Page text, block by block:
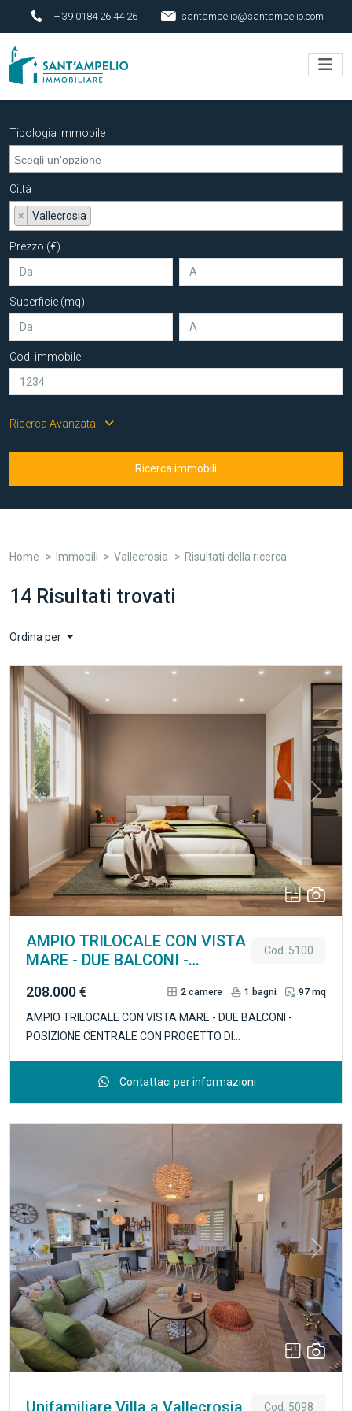
+ 39 0184 26 44 26 santampelio@santampelio.com
Tipologia immobile
Città
× Vallecrosia
Prezzo (€)
Superficie (mq)
Cod. immobile
Ricerca Avanzata
Ricerca immobili
Home Immobili Vallecrosia Risultati della ricerca
14 Risultati trovati
Ordina per
Previous Next
AMPIO TRILOCALE CON VISTA
MARE - DUE BALCONI -
PROGETTO DI
RISTRUTTURAZIONE
Cod. 5100
208.000 € 2camere 1 bagni 97 mq
AMPIO TRILOCALE CON VISTA MARE - DUE BALCONI -
POSIZIONE CENTRALE CON PROGETTO DI
principali servizi e alle attività commerciali, proponiamo in
generose metrature, l’ottima distribuzione degli spazi interni
francese. L’appartamento è composto da ingresso,
luminoso soggiorno, cucina abitabile separata, due spaziose
camere matrimoniali, bagno finestrato, ripostiglio e due
poggioli. Inserito in un condominio degli anni ’60, l’alloggio si
presenta completamente da ristrutturare, offrendo così
un’interessante opportunità per chi desidera personalizzare
gli ambienti e valorizzare una proprietà dalle grandi
potenzialità. Attualmente l’immobile è privo di impianto di
riscaldamento; è tuttavia già presente la caldaia, idonea sia
per la produzione di acqua calda sanitaria sia per
l’alimentazione di un futuro impianto di riscaldamento. La
proprietà viene inoltre consegnata con un progetto di
Contattaci per informazioni
Previous Next
Cod. 5098